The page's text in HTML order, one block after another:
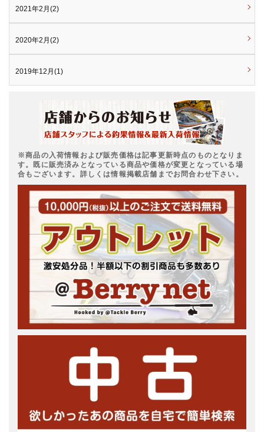
2021年2月(2)
2020年2月(2)
2019年12月(1)
※商品の入荷情報および販売価格は記事更新時点のものとなりま
す。既に販売済みとなっている商品や価格が変更となっている場
合もございます。詳しくは情報掲載店舗までお問合わせ下さい。